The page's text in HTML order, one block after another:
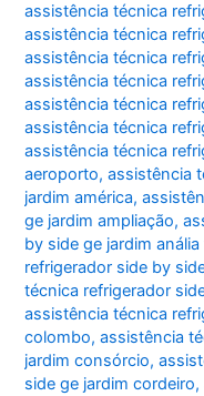
assistência técnica
assistência técnica
assistência técnica
assistência técnica
assistência técnica
assistência técnica
assistência técnica
aeroporto,assistência
jardim américa,
ge jardim ampliação,
by side ge jardim
refrigerador side by
técnica refrigerador
assistência técnica
colombo,assistência
jardim consórcio,
side ge jardim cordeiro,